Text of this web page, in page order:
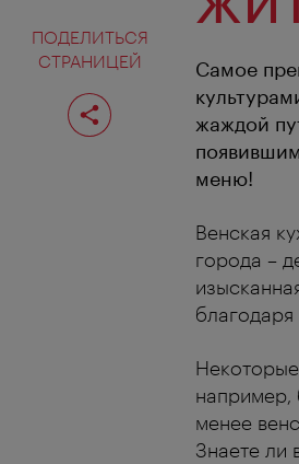
ПОДЕЛИТЬСЯ
СТРАНИЦЕЙ
Поделиться
страницей
Самое
жаждой
меню!
Венская
города –
например,
менее
Знаете ли